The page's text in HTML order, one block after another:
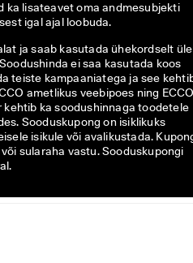
ka lisateavet oma andmesubjekti
igal ajal loobuda.
ja saab kasutada ühekordselt üle
ei saa kasutada koos
teiste kampaaniatega ja see
ametlikus veebipoes ning
ka soodushinnaga toodetele
Sooduskupong on isiklikuks
isikule või avalikustada.
sularaha vastu. Sooduskupongi